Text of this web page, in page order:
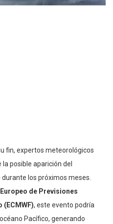
fin, expertos meteorológicos
posible aparición del
durante los próximos meses.
de Previsiones
, este evento podría
Pacífico, generando